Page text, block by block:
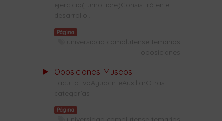
ejercicio(turno libre)Consistirá en el
desarrollo...
Página
universidad complutense temarios
oposiciones
Oposiciones Museos
FacultativoAyudanteAuxiliarOtras
categorías
Página
universidad complutense temarios